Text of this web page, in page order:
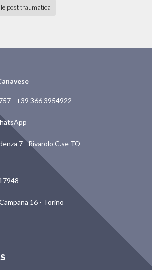
post traumatica
- +39 366 3954922
7 - Rivarolo C.se TO
16 - Torino